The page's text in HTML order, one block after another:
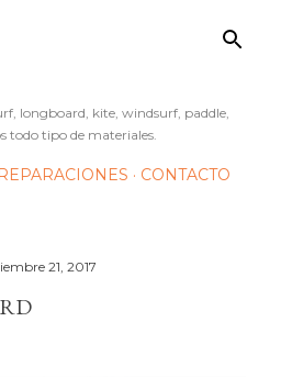
longboard, kite, windsurf, paddle,
todo tipo de materiales.
REPARACIONES CONTACTO
21, 2017